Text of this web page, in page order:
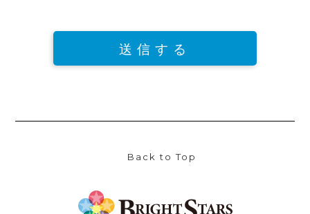
Back to Top